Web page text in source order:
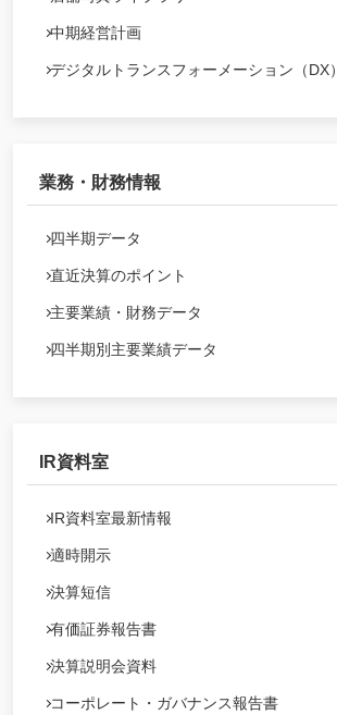
中期経営計画
デジタルトランスフォーメーション（DX）
業務・財務情報
四半期データ
直近決算のポイント
主要業績・財務データ
四半期別主要業績データ
IR資料室
IR資料室最新情報
適時開示
決算短信
有価証券報告書
決算説明会資料
コーポレート・ガバナンス報告書